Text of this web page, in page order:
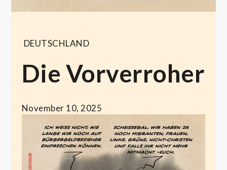
DEUTSCHLAND
Die Vorverroher
November 10, 2025